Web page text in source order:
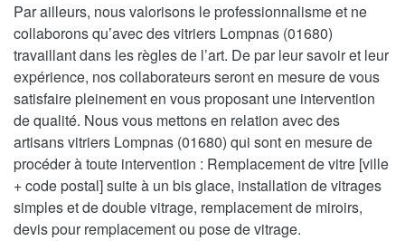
Par ailleurs, nous valorisons le professionnalisme et ne
collaborons qu’avec des vitriers Lompnas (01680)
travaillant dans les règles de l’art. De par leur savoir et leur
expérience, nos collaborateurs seront en mesure de vous
satisfaire pleinement en vous proposant une intervention
de qualité. Nous vous mettons en relation avec des
artisans vitriers Lompnas (01680) qui sont en mesure de
procéder à toute intervention : Remplacement de vitre [ville
+ code postal] suite à un bis glace, installation de vitrages
simples et de double vitrage, remplacement de miroirs,
devis pour remplacement ou pose de vitrage.